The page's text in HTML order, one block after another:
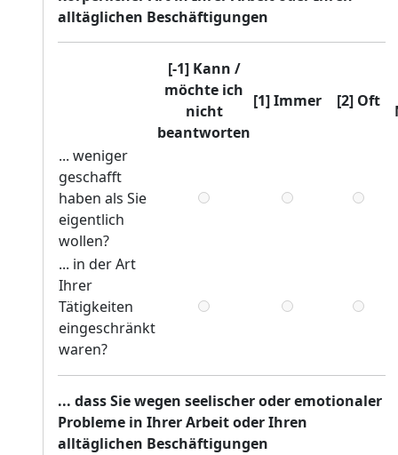
alltäglichen Beschäftigungen
[-1] Kann /
möchte ich
nicht
beantworten
[1] Immer [2] Oft
... weniger
geschafft
haben als Sie
eigentlich
wollen?
... in der Art
Ihrer
Tätigkeiten
eingeschränkt
waren?
... dass Sie wegen seelischer oder emotionaler
Probleme in Ihrer Arbeit oder Ihren
alltäglichen Beschäftigungen